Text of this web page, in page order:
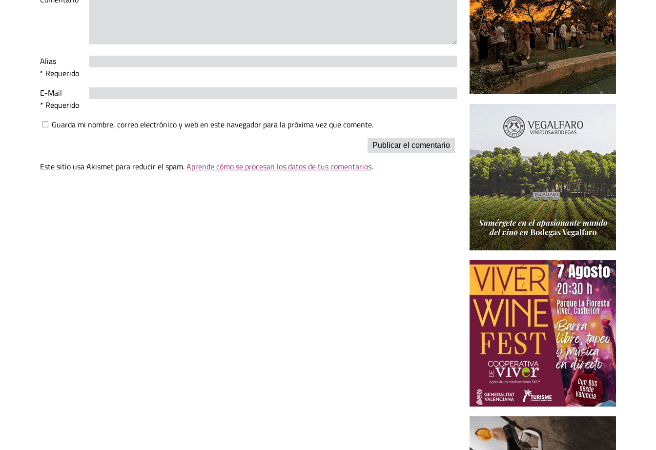
Alias
* Requerido
E-Mail
* Requerido
Guarda mi nombre, correo electrónico y web en este navegador para la próxima vez que comente.
Este sitio usa Akismet para reducir el spam.Aprende cómo se procesan los datos de tus comentarios.